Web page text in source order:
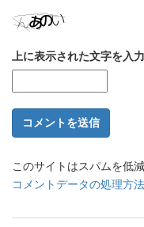
上に表示された文字を入
このサイトはスパムを低
コメントデータの処理方